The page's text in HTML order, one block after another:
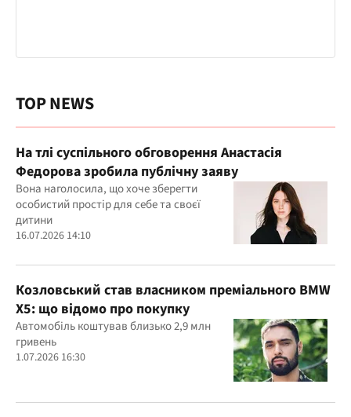
TOP NEWS
На тлі суспільного обговорення Анастасія
Федорова зробила публічну заяву
Вона наголосила, що хоче зберегти
особистий простір для себе та своєї
дитини
16.07.2026 14:10
Козловський став власником преміального BMW
X5: що відомо про покупку
Автомобіль коштував близько 2,9 млн
гривень
1.07.2026 16:30